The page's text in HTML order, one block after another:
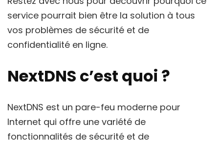
service pourrait bien être la solution à tous
vos problèmes de sécurité et de
confidentialité en ligne.
NextDNS c’est quoi ?
NextDNS est un pare-feu moderne pour
Internet qui offre une variété de
fonctionnalités de sécurité et de